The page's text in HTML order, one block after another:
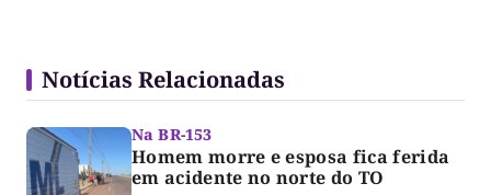
Notícias Relacionadas
Na BR-153
Homem morre e esposa fica ferida
em acidente no norte do TO